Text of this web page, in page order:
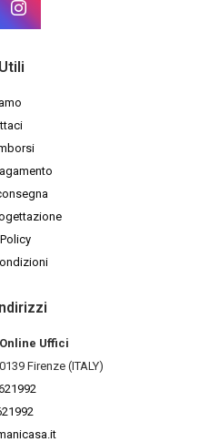
Uffici
Firenze (ITALY)